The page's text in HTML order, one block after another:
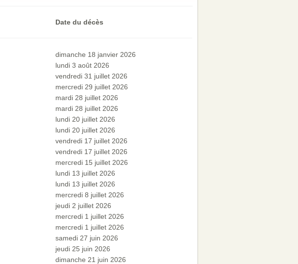
Date du décès
dimanche 18 janvier 2026
lundi 3 août 2026
vendredi 31 juillet 2026
mercredi 29 juillet 2026
mardi 28 juillet 2026
mardi 28 juillet 2026
lundi 20 juillet 2026
lundi 20 juillet 2026
vendredi 17 juillet 2026
vendredi 17 juillet 2026
mercredi 15 juillet 2026
lundi 13 juillet 2026
lundi 13 juillet 2026
mercredi 8 juillet 2026
jeudi 2 juillet 2026
mercredi 1 juillet 2026
mercredi 1 juillet 2026
samedi 27 juin 2026
jeudi 25 juin 2026
dimanche 21 juin 2026